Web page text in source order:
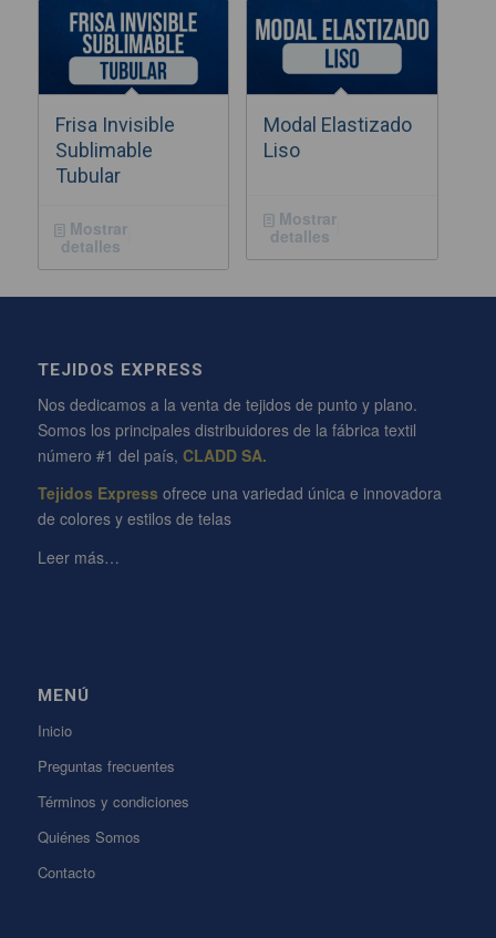
Frisa Invisible
Sublimable
Tubular
Mostrar
detalles
Modal Elastizado
Liso
Mostrar
detalles
TEJIDOS EXPRESS
Nos dedicamos a la venta de tejidos de punto y plano.
Somos los principales distribuidores de la fábrica textil
número #1 del país, CLADD SA.
Tejidos Express ofrece una variedad única e innovadora
de colores y estilos de telas
Leer más…
MENÚ
Inicio
Preguntas frecuentes
Términos y condiciones
Quiénes Somos
Contacto